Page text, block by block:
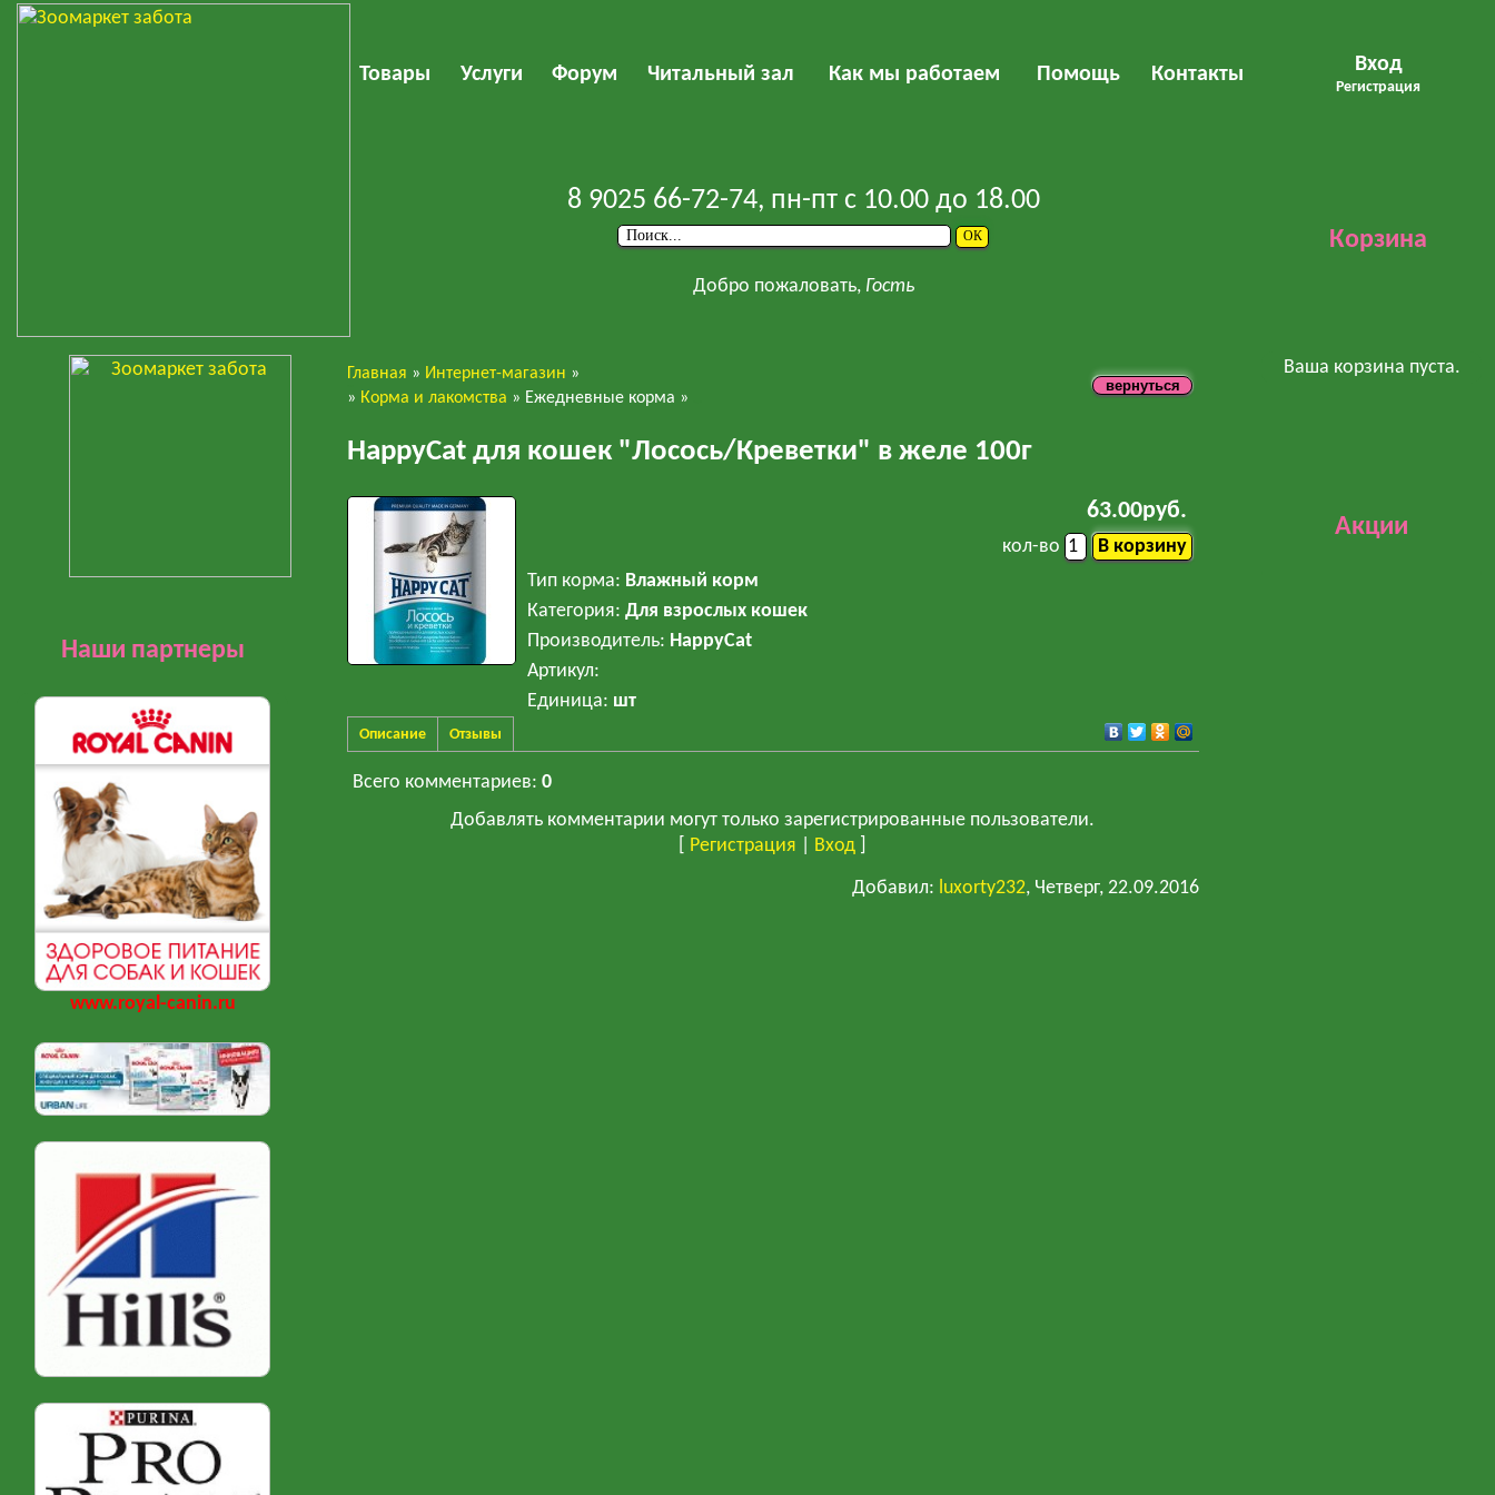
Товары Услуги Форум Читальный зал Как мы работаем Помощь Контакты Вход
Регистрация
8 9025 66-72-74, пн-пт с 10.00 до 18.00
Добро пожаловать, Гость
Корзина
Наши партнеры
www.royal-canin.ru
Ваша корзина пуста.
Акции
Главная » Интернет-магазин »
» Корма и лакомства » Ежедневные корма »
HappyCat для кошек "Лосось/Креветки" в желе 100г
63.00руб.
кол-во
Тип корма: Влажный корм
Категория: Для взрослых кошек
Производитель: HappyCat
Артикул:
Единица: шт
Описание Отзывы
Всего комментариев: 0
Добавлять комментарии могут только зарегистрированные пользователи.
Регистрация Вход
Добавил: luxorty232, Четверг, 22.09.2016